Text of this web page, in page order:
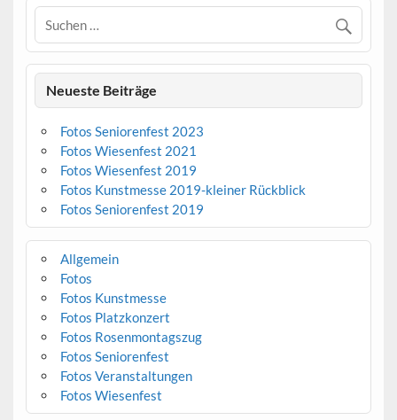
Neueste Beiträge
Fotos Seniorenfest 2023
Fotos Wiesenfest 2021
Fotos Wiesenfest 2019
Fotos Kunstmesse 2019-kleiner Rückblick
Fotos Seniorenfest 2019
Allgemein
Fotos
Fotos Kunstmesse
Fotos Platzkonzert
Fotos Rosenmontagszug
Fotos Seniorenfest
Fotos Veranstaltungen
Fotos Wiesenfest